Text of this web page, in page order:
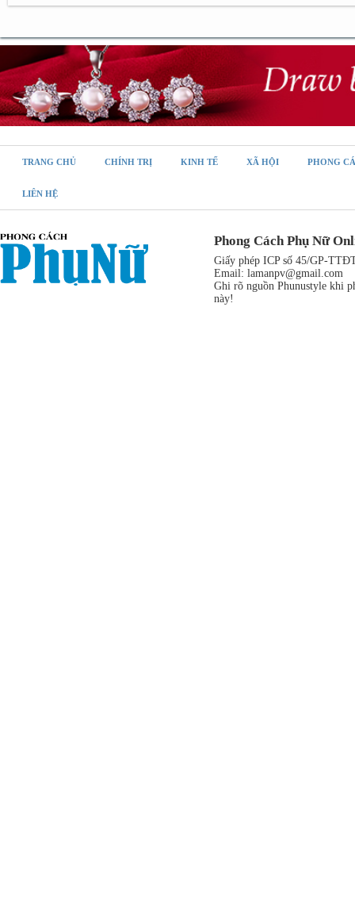
TRANG CHỦ CHÍNH TRỊ KINH TẾ XÃ HỘI PHONG
LIÊN HỆ
Phong Cách Phụ Nữ
Giấy phép ICP số 45/GP-
Email: lamanpv@gmail.com
Ghi rõ nguồn Phunustyle khi
này!